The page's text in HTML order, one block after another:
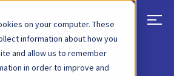
on your computer. These
information about how you
and allow us to remember
in order to improve and
24 JUN, 2020